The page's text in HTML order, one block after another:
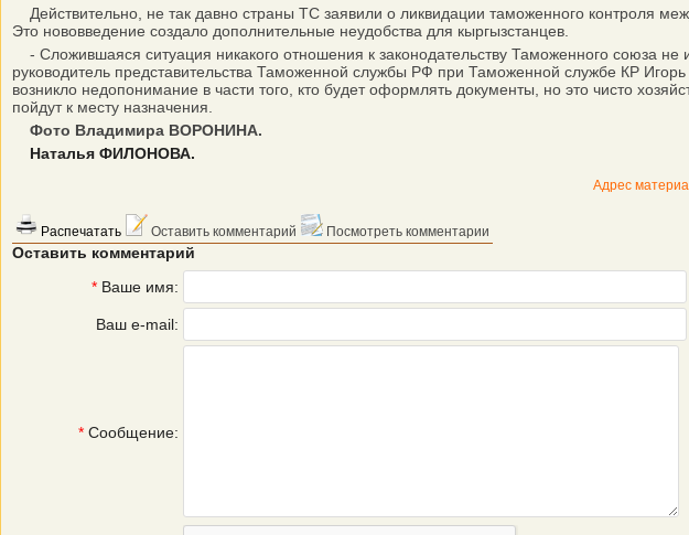
Действительно, не так давно страны ТС заявили о ликвидации таможенного контроля
Это нововведение создало дополнительные неудобства для кыргызстанцев.
- Сложившаяся ситуация никакого отношения к законодательству Таможенного союза
руководитель представительства Таможенной службы РФ при Таможенной службе КР
возникло недопонимание в части того, кто будет оформлять документы, но это чисто
пойдут к месту назначения.
Фото Владимира ВОРОНИНА.
Наталья ФИЛОНОВА.
Адрес
Распечатать Оставить комментарий Посмотреть комментарии
Оставить комментарий
* Ваше имя:
Ваш e-mail:
* Сообщение: